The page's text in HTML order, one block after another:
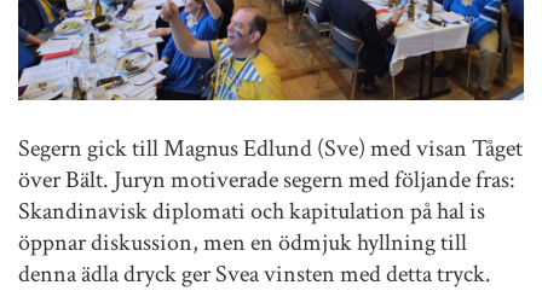
Segern gick till Magnus Edlund (Sve) med visan Tåget
över Bält. Juryn motiverade segern med följande fras:
Skandinavisk diplomati och kapitulation på hal is
öppnar diskussion, men en ödmjuk hyllning till
denna ädla dryck ger Svea vinsten med detta tryck.